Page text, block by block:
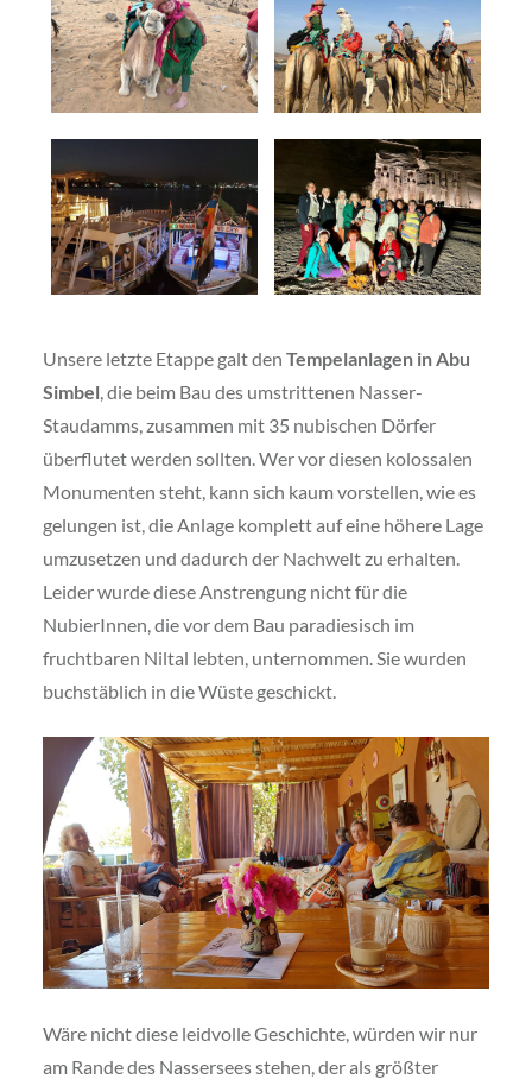
Unsere letzte Etappe galt den Tempelanlagen in Abu
Simbel, die beim Bau des umstrittenen Nasser-
Staudamms, zusammen mit 35 nubischen Dörfer
überflutet werden sollten. Wer vor diesen kolossalen
Monumenten steht, kann sich kaum vorstellen, wie es
gelungen ist, die Anlage komplett auf eine höhere Lage
umzusetzen und dadurch der Nachwelt zu erhalten.
Leider wurde diese Anstrengung nicht für die
NubierInnen, die vor dem Bau paradiesisch im
fruchtbaren Niltal lebten, unternommen. Sie wurden
buchstäblich in die Wüste geschickt.
Wäre nicht diese leidvolle Geschichte, würden wir nur
am Rande des Nassersees stehen, der als größter